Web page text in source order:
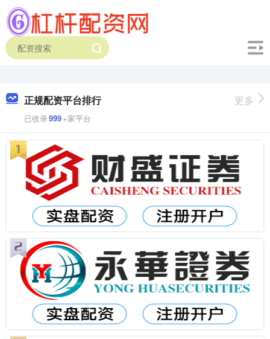
正规配资平台排行
已收录999+家平台
更多